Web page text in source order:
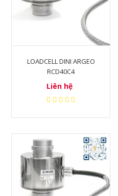
LOADCELL DINI ARGEO
RCD40C4
Liên hệ